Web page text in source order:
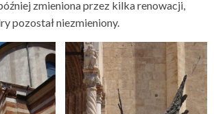
zmieniona przez kilka renowacji,
pozostał niezmieniony.